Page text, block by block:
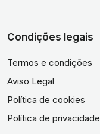
Condições legais
Termos e condições
Aviso Legal
Política de cookies
Política de privacidade